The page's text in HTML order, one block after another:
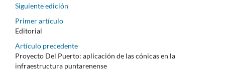
Siguiente edición
Primer artículo
Editorial
Artículo precedente
Proyecto Del Puerto: aplicación de las cónicas en la
infraestructura puntarenense